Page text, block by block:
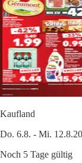
Kaufland
Do. 6.8. - Mi.
Noch 5 Tage gültig